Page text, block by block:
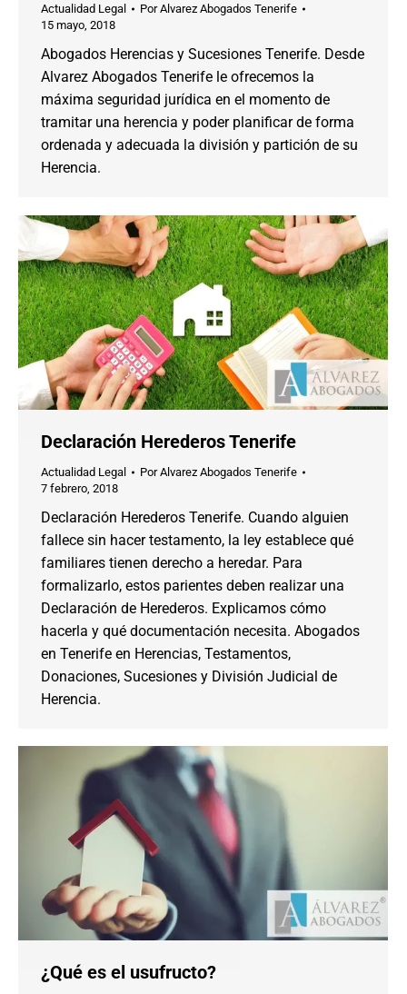
Actualidad Legal PorAlvarez Abogados Tenerife
15 mayo, 2018
Abogados Herencias y Sucesiones Tenerife. Desde
Alvarez Abogados Tenerife le ofrecemos la
máxima seguridad jurídica en el momento de
tramitar una herencia y poder planificar de forma
ordenada y adecuada la división y partición de su
Herencia.
Declaración Herederos Tenerife
Actualidad Legal PorAlvarez Abogados Tenerife
7 febrero, 2018
Declaración Herederos Tenerife. Cuando alguien
fallece sin hacer testamento, la ley establece qué
familiares tienen derecho a heredar. Para
formalizarlo, estos parientes deben realizar una
Declaración de Herederos. Explicamos cómo
hacerla y qué documentación necesita. Abogados
en Tenerife en Herencias, Testamentos,
Donaciones, Sucesiones y División Judicial de
Herencia.
¿Qué es el usufructo?